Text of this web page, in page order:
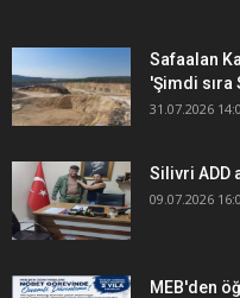
Safaalan
'Şimdi
31.07.2026
Silivri ADD
09.07.2026
MEB'den